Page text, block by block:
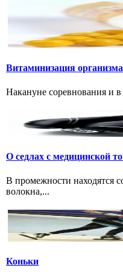
Витаминизация организма
Накануне соревнования и
О седлах с медицинской
В промежности находятся
волокна,...
Коньки